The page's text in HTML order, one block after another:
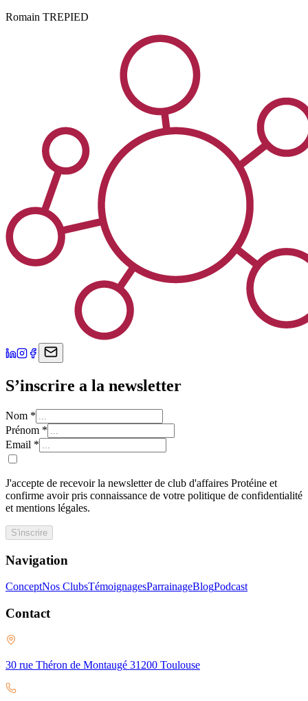
Romain TREPIED
S’inscrire a la newsletter
Nom *
Prénom *
Email *
J'accepte de recevoir la newsletter de club d'affaires Protéine et
confirme avoir pris connaissance de votre politique de confidentialité
et mentions légales.
S'inscrire
Navigation
ConceptNos ClubsTémoignagesParrainageBlogPodcast
Contact
30 rue Théron de Montaugé 31200 Toulouse